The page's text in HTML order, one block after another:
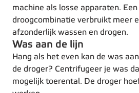
machine als losse apparaten.
droogcombinatie verbruikt meer
afzonderlijk wassen en drogen.
Was aan de lijn
Hang als het even kan de was
de droger? Centrifugeer je was
mogelijk toerental. De droger